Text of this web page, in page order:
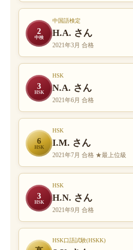
2
中検
中国語検定
H.A. さん
2021年3月 合格
3
HSK
HSK
N.A. さん
2021年6月 合格
6
HSK
HSK
I.M. さん
2021年7月 合格 ★最上位級
3
HSK
HSK
H.N. さん
2021年9月 合格
HSK口語試験(HSKK)